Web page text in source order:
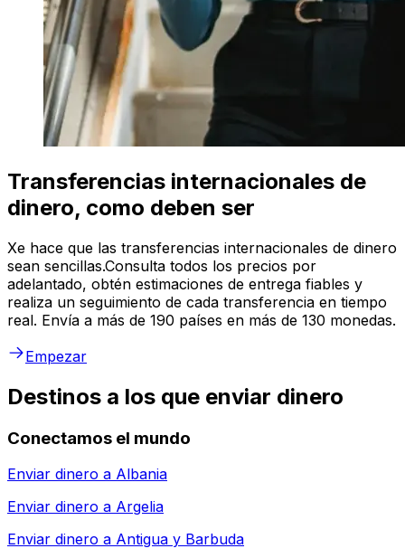
Transferencias internacionales de
dinero, como deben ser
Xe hace que las transferencias internacionales de dinero
sean sencillas.Consulta todos los precios por
adelantado, obtén estimaciones de entrega fiables y
realiza un seguimiento de cada transferencia en tiempo
real. Envía a más de 190 países en más de 130 monedas.
Empezar
Destinos a los que enviar dinero
Conectamos el mundo
Enviar dinero a Albania
Enviar dinero a Argelia
Enviar dinero a Antigua y Barbuda